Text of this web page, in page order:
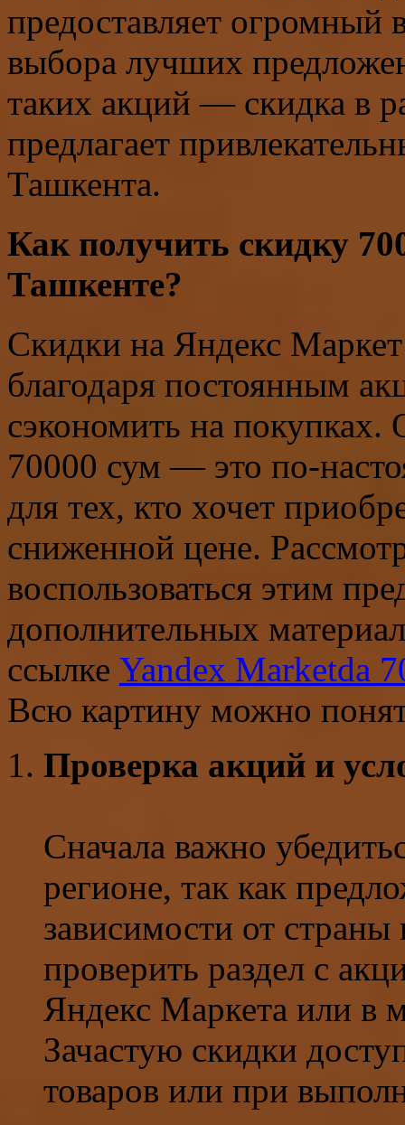
предоставляет огромный
выбора лучших
таких акций — скидка в
предлагает
Ташкента.
Как получить скидку
Ташкенте?
Скидки на Яндекс
благодаря постоянным
сэкономить на покупках.
70000 сум — это по-
для тех, кто хочет
сниженной цене.
воспользоваться этим
дополнительных
ссылке Yandex Marketda
Всю картину можно
Проверка акций и
Сначала важно
регионе, так как
зависимости от страны
проверить раздел с
Яндекс Маркета или в
Зачастую скидки
товаров или при